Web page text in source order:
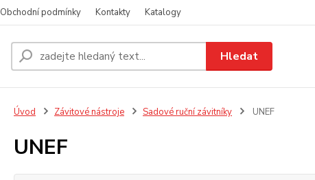
Obchodní podmínky Kontakty Katalogy
Hledat
Úvod Závitové nástroje Sadové ruční závitníky UNEF
UNEF